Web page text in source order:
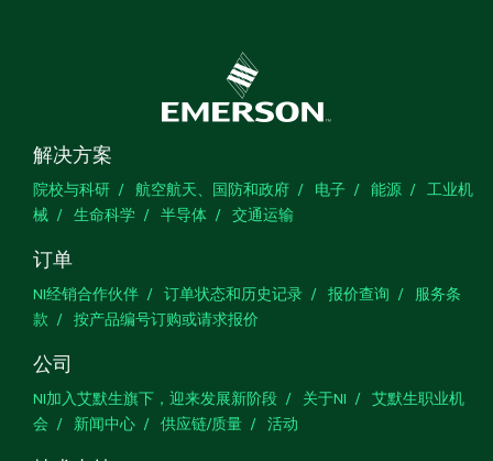
解决方案
院校与科研 航空航天、国防和政府 电子 能源
工业机
械
生命科学 半导体 交通运输
订单
NI经销合作伙伴 订单状态和历史记录 报价查询
服务条
款
按产品编号订购或请求报价
公司
NI加入艾默生旗下，迎来发展新阶段 关于NI
艾默生职业机
会
新闻中心 供应链/质量 活动